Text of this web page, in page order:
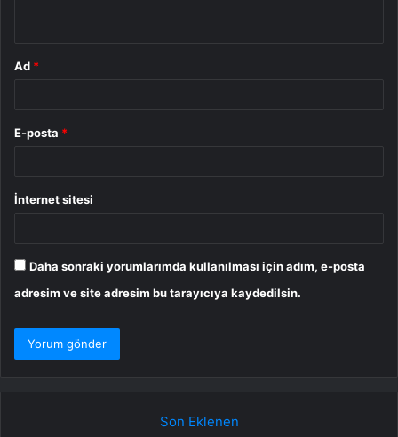
Ad *
E-posta *
İnternet sitesi
Daha sonraki yorumlarımda kullanılması için adım, e-posta
adresim ve site adresim bu tarayıcıya kaydedilsin.
Son Eklenen